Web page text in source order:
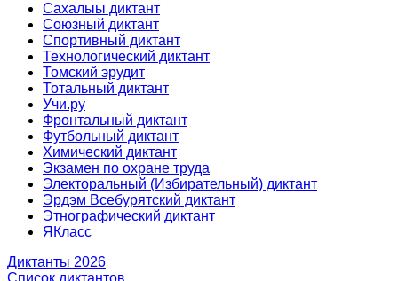
Сахалыы диктант
Союзный диктант
Спортивный диктант
Технологический диктант
Томский эрудит
Тотальный диктант
Учи.ру
Фронтальный диктант
Футбольный диктант
Химический диктант
Экзамен по охране труда
Электоральный (Избирательный) диктант
Эрдэм Всебурятский диктант
Этнографический диктант
ЯКласс
Диктанты 2026
Список диктантов